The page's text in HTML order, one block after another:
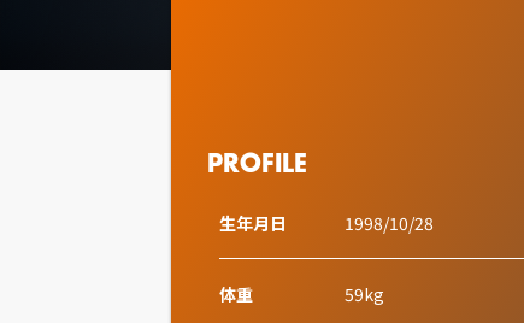
PROFILE
生年月日 1998/10/28
体重 59kg